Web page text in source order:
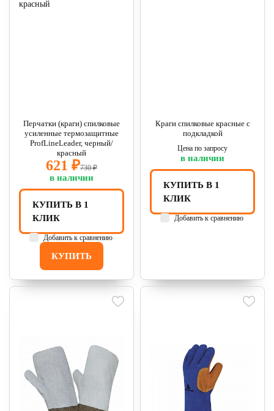
Перчатки (краги) спилковые
усиленные термозащитные
ProfLineLeader, черный/
красный
621 ₽730 ₽
в наличии
КУПИТЬ
КУПИТЬ В 1
КЛИК
Добавить к сравнению
Краги спилковые красные с
подкладкой
Цена по запросу
в наличии
КУПИТЬ В 1
КЛИК
Добавить к сравнению